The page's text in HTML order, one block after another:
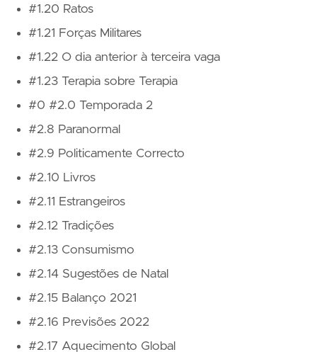
#1.20 Ratos
#1.21 Forças Militares
#1.22 O dia anterior à terceira vaga
#1.23 Terapia sobre Terapia
#0 #2.0 Temporada 2
#2.8 Paranormal
#2.9 Politicamente Correcto
#2.10 Livros
#2.11 Estrangeiros
#2.12 Tradições
#2.13 Consumismo
#2.14 Sugestões de Natal
#2.15 Balanço 2021
#2.16 Previsões 2022
#2.17 Aquecimento Global